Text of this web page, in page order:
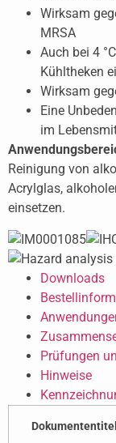
Wirksam
MRSA
Auch bei 4
Kühltheken
Wirksam
Eine
im
Reinigung von
Acrylglas,
einsetzen.
Downloads
Prüfungen
Hinweise
Dokumententitel